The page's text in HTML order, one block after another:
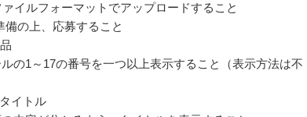
イルフォーマットでアップロードすること
の上、応募すること
の1～17の番号を一つ以上表示すること（表示方法は不
イトル